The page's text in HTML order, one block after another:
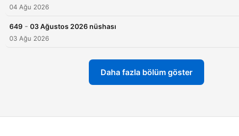
04 Ağu 2026
649 - 03 Ağustos 2026 nüshası
03 Ağu 2026
Daha fazla bölüm göster